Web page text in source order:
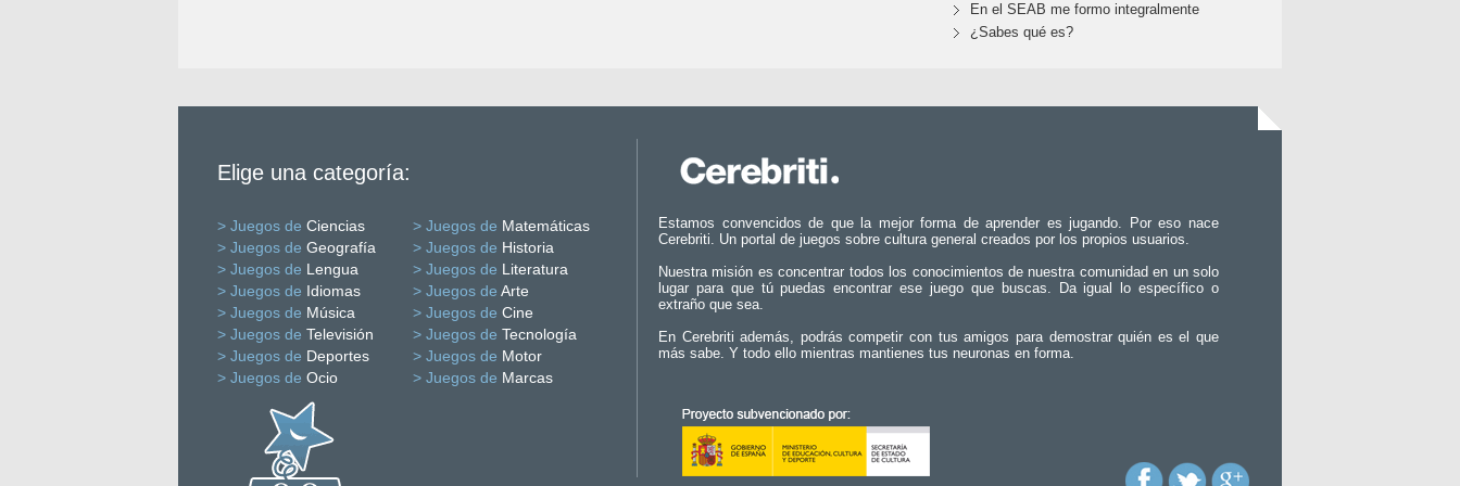
En el SEAB me formo integralmente
¿Sabes qué es?
Elige una categoría:
> Juegos de Ciencias > Juegos de Matemáticas
> Juegos de Geografía > Juegos de Historia
> Juegos de Lengua > Juegos de Literatura
> Juegos de Idiomas > Juegos de Arte
> Juegos de Música > Juegos de Cine
> Juegos de Televisión > Juegos de Tecnología
> Juegos de Deportes > Juegos de Motor
> Juegos de Ocio > Juegos de Marcas
Estamos convencidos de que la mejor forma de aprender es jugando. Por eso nace
Cerebriti. Un portal de juegos sobre cultura general creados por los propios usuarios.
Nuestra misión es concentrar todos los conocimientos de nuestra comunidad en un solo
lugar para que tú puedas encontrar ese juego que buscas. Da igual lo específico o
extraño que sea.
En Cerebriti además, podrás competir con tus amigos para demostrar quién es el que
más sabe. Y todo ello mientras mantienes tus neuronas en forma.